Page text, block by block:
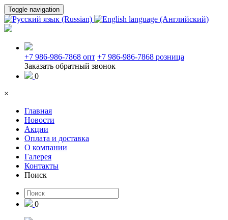
Toggle navigation
+7 986-986-7868 опт +7 986-986-7868 розница
Заказать обратный звонок
0
×
Главная
Новости
Акции
Оплата и доставка
О компании
Галерея
Контакты
Поиск
0